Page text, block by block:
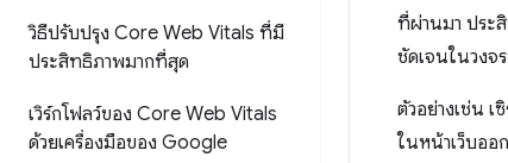
วิธีปรับปรุง Core Web Vitals ที่มี
ประสิทธิภาพมากที่สุด
เวิร์กโฟลว์ของ Core Web Vitals
ด้วยเครื่องมือของ Google
ที่ผ่านมา ประ
ชัดเจนในวงจ
ตัวอย่างเช่น
ในหน้าเว็บออ